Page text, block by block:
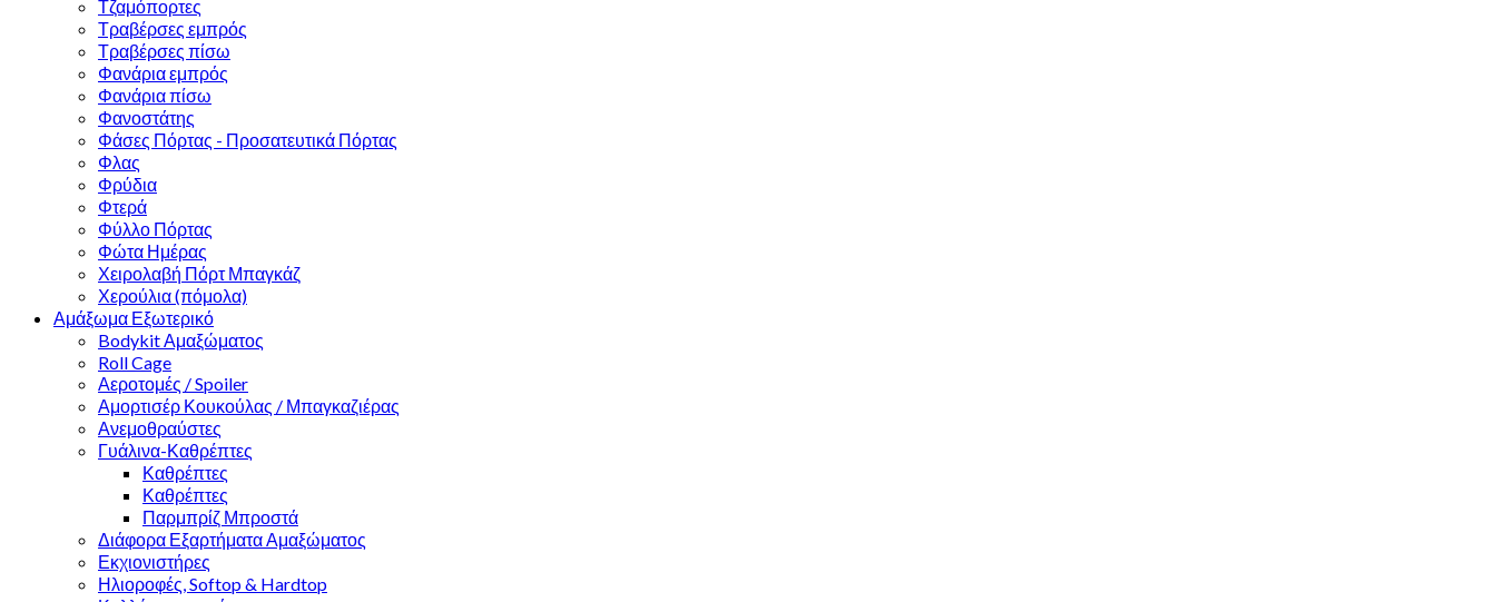
Τζαμόπορτες
Τραβέρσες εμπρός
Τραβέρσες πίσω
Φανάρια εμπρός
Φανάρια πίσω
Φανοστάτης
Φάσες Πόρτας - Προσατευτικά Πόρτας
Φλας
Φρύδια
Φτερά
Φύλλο Πόρτας
Φώτα Ημέρας
Χειρολαβή Πόρτ Μπαγκάζ
Χερούλια (πόμολα)
Αμάξωμα Εξωτερικό
Bodykit Αμαξώματος
Roll Cage
Αεροτομές / Spoiler
Αμορτισέρ Κουκούλας / Μπαγκαζιέρας
Ανεμοθραύστες
Γυάλινα-Καθρέπτες
Καθρέπτες
Καθρέπτες
Παρμπρίζ Μπροστά
Διάφορα Εξαρτήματα Αμαξώματος
Εκχιονιστήρες
Ηλιοροφές, Softop & Hardtop